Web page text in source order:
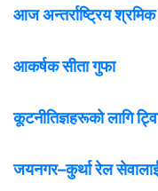
आज अन्तर्राष्ट्रिय
आकर्षक सीता गुफा
कूटनीतिज्ञहरूको लागि
जयनगर–कुर्था रेल